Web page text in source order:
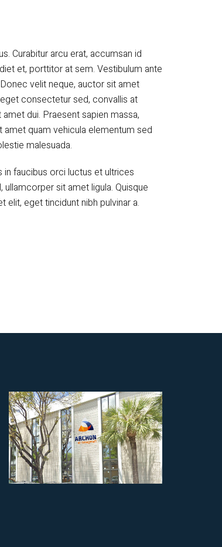
Curabitur arcu erat, accumsan id
et, porttitor at sem. Vestibulum ante
velit neque, auctor sit amet
consectetur sed, convallis at
dui. Praesent sapien massa,
quam vehicula elementum sed
malesuada.
faucibus orci luctus et ultrices
sit amet ligula. Quisque
elit, eget tincidunt nibh pulvinar a.